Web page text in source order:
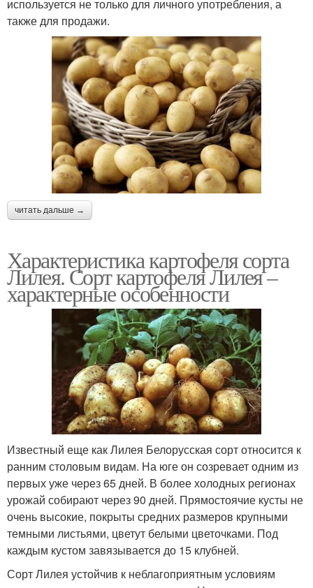
используется не только для личного употребления, а
также для продажи.
читать дальше →
Характеристика картофеля сорта
Лилея. Сорт картофеля Лилея –
характерные особенности
Известный еще как Лилея Белорусская сорт относится к
ранним столовым видам. На юге он созревает одним из
первых уже через 65 дней. В более холодных регионах
урожай собирают через 90 дней. Прямостоячие кусты не
очень высокие, покрыты средних размеров крупными
темными листьями, цветут белыми цветочками. Под
каждым кустом завязывается до 15 клубней.
Сорт Лилея устойчив к неблагоприятным условиям